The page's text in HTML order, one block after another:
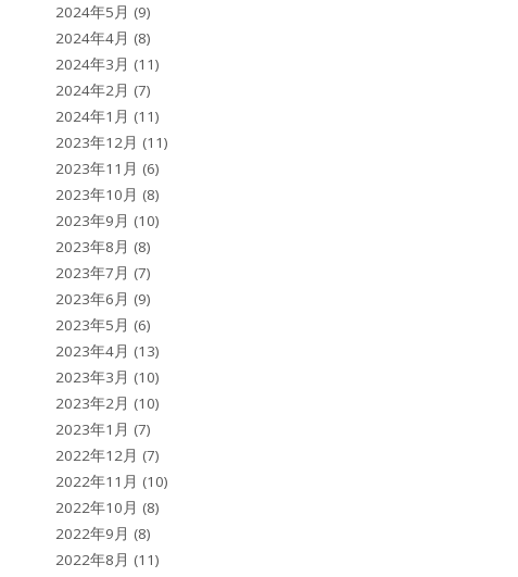
2024年5月 (9)
2024年4月 (8)
2024年3月 (11)
2024年2月 (7)
2024年1月 (11)
2023年12月 (11)
2023年11月 (6)
2023年10月 (8)
2023年9月 (10)
2023年8月 (8)
2023年7月 (7)
2023年6月 (9)
2023年5月 (6)
2023年4月 (13)
2023年3月 (10)
2023年2月 (10)
2023年1月 (7)
2022年12月 (7)
2022年11月 (10)
2022年10月 (8)
2022年9月 (8)
2022年8月 (11)